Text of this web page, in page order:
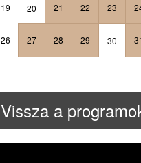
19 20 21 22 23
26 27 28 29 30
Vissza a